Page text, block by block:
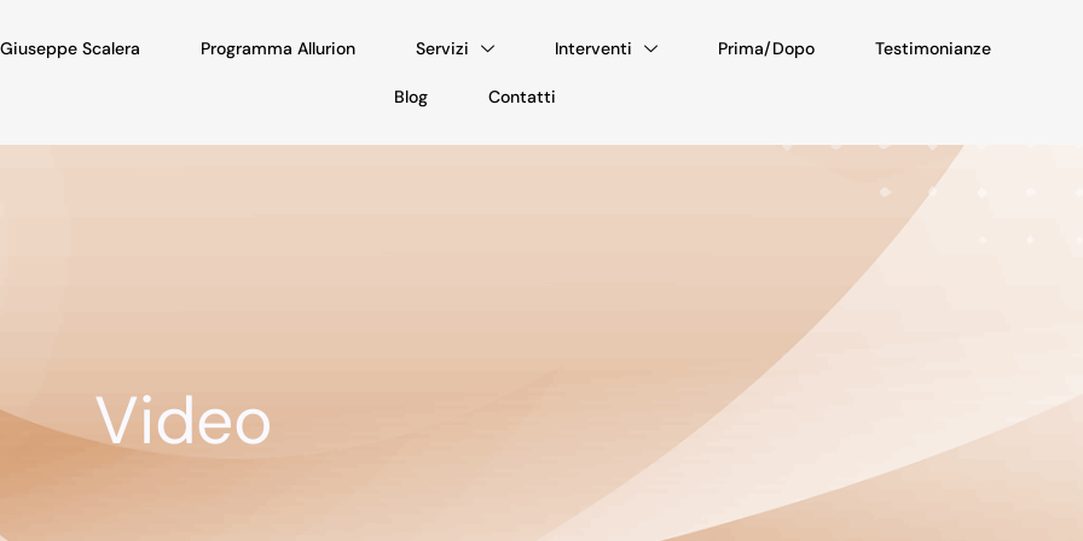
Scalera Programma Allurion Servizi Interventi Prima/Dopo Testimonianze
Blog Contatti
Video